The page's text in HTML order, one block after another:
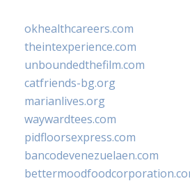
okhealthcareers.com
theintexperience.com
unboundedthefilm.com
catfriends-bg.org
marianlives.org
waywardtees.com
pidfloorsexpress.com
bancodevenezuelaen.com